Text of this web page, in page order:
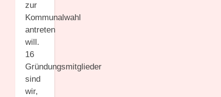
zur
Kommunalwahl
antreten
will.
16
Gründungsmitglieder
sind
wir,